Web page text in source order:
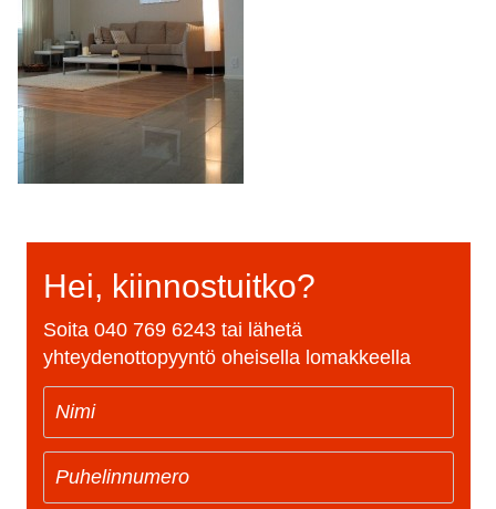
Hei, kiinnostuitko?
Soita 040 769 6243tai lähetä
yhteydenottopyyntö oheisella lomakkeella